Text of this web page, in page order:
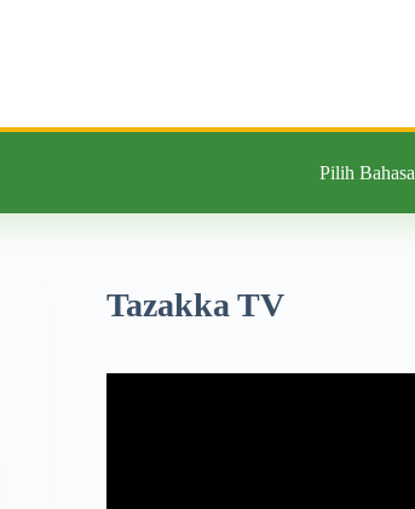
Pilih Bahasa
Tazakka TV